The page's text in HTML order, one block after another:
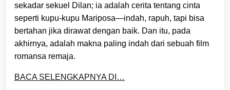
sekadar sekuel Dilan; ia adalah cerita tentang cinta
seperti kupu-kupu Mariposa—indah, rapuh, tapi bisa
bertahan jika dirawat dengan baik. Dan itu, pada
akhirnya, adalah makna paling indah dari sebuah film
romansa remaja.
BACA SELENGKAPNYA DI…